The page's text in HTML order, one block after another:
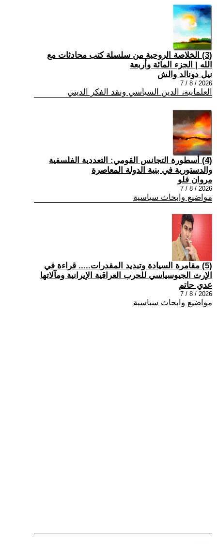
(3) الخلاصة الروحية من سلسلة كتب محادثات مع
الله | الجزء المائة وأربعة
نيل دونالد والش
2026 / 8 / 7
العلمانية، الدين السياسي ونقد الفكر الديني
(4) أسطورة التجانس القومي: التعددية الفلسفية
والدستورية في بنية الدولة المعاصرة
مروان فلو
2026 / 8 / 7
مواضيع وابحاث سياسية
(5) مقامرة السيادة وتبديد المقدرات..... قراءة في
الإرث الجيوسياسي للحرب العراقية الإيرانية ومآلاتها
عدي حاتم
2026 / 8 / 7
مواضيع وابحاث سياسية